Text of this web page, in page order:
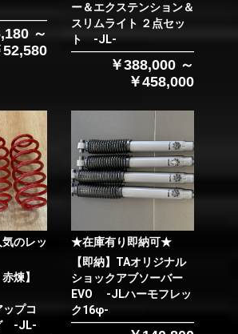
～
52,580
ー＆エクステンション＆
スリムライト ２点セッ
ト -JL-
￥388,000 ～
￥458,000
のレッ
煉】
プコ
-JL-
★在庫有り即納可★
【即納】TAオリジナル
ショックアブソーバー
EVO -JLハーモフレッ
ク16φ-